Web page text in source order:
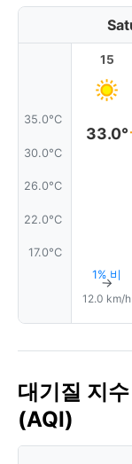
35.0°C
30.0°C
26.0°C
22.0°C
17.0°C
15
33.0°
1% 비
↑
12.0 km/h
대기질 지
(AQI)